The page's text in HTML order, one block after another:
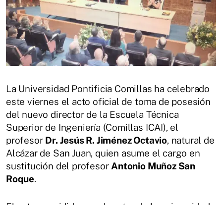
La Universidad Pontificia Comillas ha celebrado
este viernes el acto oficial de toma de posesión
del nuevo director de la Escuela Técnica
Superior de Ingeniería (Comillas ICAI), el
profesor Dr. Jesús R. Jiménez Octavio, natural de
Alcázar de San Juan, quien asume el cargo en
sustitución del profesor Antonio Muñoz San
Roque.